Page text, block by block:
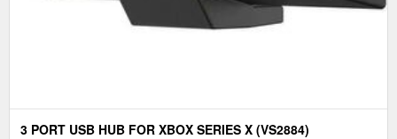
3 PORT USB HUB FOR XBOX SERIES X (VS2884)